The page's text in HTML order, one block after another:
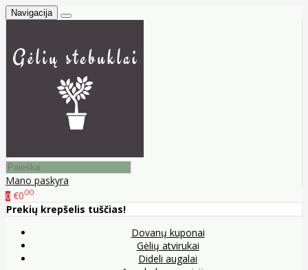
Navigacija
Mano paskyra
0 €000
Prekių krepšelis tuščias!
Dovanų kuponai
Gėlių atvirukai
Dideli augalai